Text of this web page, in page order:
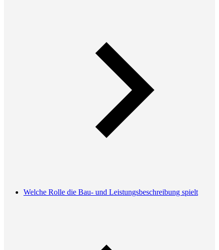
Welche Rolle die Bau- und Leistungsbeschreibung spielt